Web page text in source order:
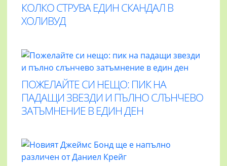
КОЛКО СТРУВА ЕДИН СКАНДАЛ В
ХОЛИВУД
ПОЖЕЛАЙТЕ СИ НЕЩО: ПИК НА
ПАДАЩИ ЗВЕЗДИ И ПЪЛНО СЛЪНЧЕВО
ЗАТЪМНЕНИЕ В ЕДИН ДЕН